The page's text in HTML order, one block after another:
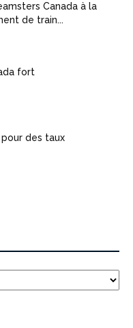
Canada à la
de train...
fort
pour des taux